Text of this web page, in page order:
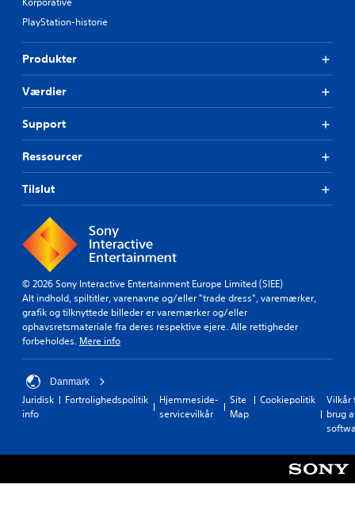
PlayStation-historie
Produkter
Værdier
Support
Ressourcer
Tilslut
© 2026 Sony Interactive Entertainment Europe Limited (SIEE)
Alt indhold, spiltitler, varenavne og/eller "trade dress", varemærker,
grafik og tilknyttede billeder er varemærker og/eller
ophavsretsmateriale fra deres respektive ejere. Alle rettigheder
forbeholdes. Mere info
Danmark
Juridisk
info
Fortrolighedspolitik
Hjemmeside-
servicevilkår
Site
Map
Cookiepolitik
Vilkår
brug